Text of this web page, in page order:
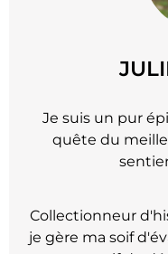
Je suis un pur
quête du
Collectionneur
je gère ma soif